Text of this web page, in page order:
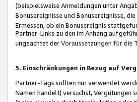
(beispielsweise Anmeldungen unter
Bonusereignisse und Bonusereignisse,
Ermessen, ob ein Bonusereignis
Partner-Links zu den im Anhang
ungeachtet derVoraussetzungen für die
5. Einschränkungen in Bezug auf
Partner-Tags sollten nur verwendet
Namen handelt) versuchst,